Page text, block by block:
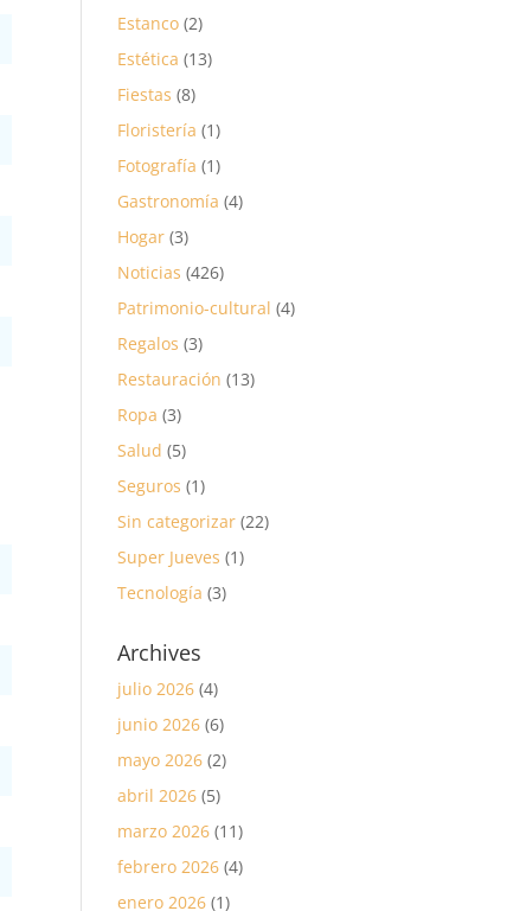
Estanco (2)
Estética (13)
Fiestas (8)
Floristería (1)
Fotografía (1)
Gastronomía (4)
Hogar (3)
Noticias (426)
Patrimonio-cultural (4)
Regalos (3)
Restauración (13)
Ropa (3)
Salud (5)
Seguros (1)
Sin categorizar (22)
Super Jueves (1)
Tecnología (3)
Archives
julio 2026 (4)
junio 2026 (6)
mayo 2026 (2)
abril 2026 (5)
marzo 2026 (11)
febrero 2026 (4)
enero 2026 (1)